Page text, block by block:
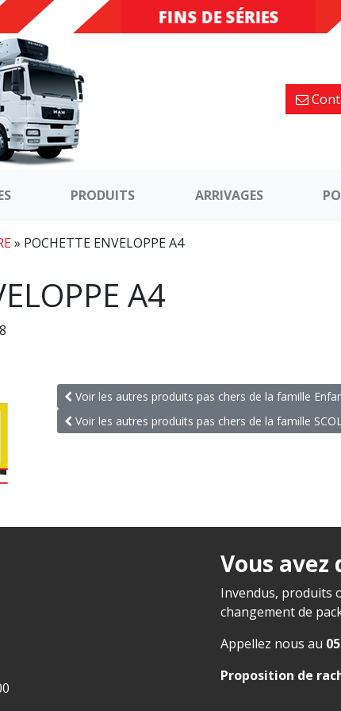
DESTOCKAGE
FINS DE SÉRIES
PRODUITS ARRIVAGES
» POCHETTE ENVELOPPE A4
A4
Voir les autres produits pas chers de la famille
Voir les autres produits pas chers de la famille
Vous avez
Invendus, produits
changement de
Appellez nous au
Proposition de